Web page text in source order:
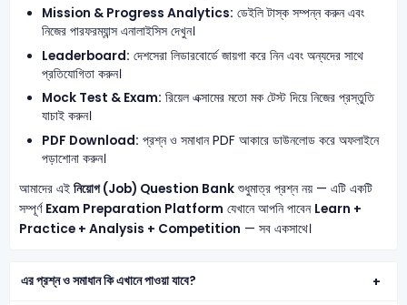
Mission & Progress Analytics: ডেইলি টাস্ক সম্পন্ন করুন এবং
নিজের পারফরম্যান্স এনালাইসিস দেখুন।
Leaderboard: দেশসেরা লিডারবোর্ডে জায়গা করে নিন এবং অন্যদের সাথে
প্রতিযোগিতা করুন।
Mock Test & Exam: রিয়েল এক্সামের মতো মক টেস্ট দিয়ে নিজের প্রস্তুতি
যাচাই করুন।
PDF Download: প্রশ্ন ও সমাধান PDF আকারে ডাউনলোড করে অফলাইনে
পড়াশোনা করুন।
আমাদের এই নিয়োগ (Job) Question Bankশুধুমাত্র প্রশ্ন নয় — এটি একটি
সম্পূর্ণ Exam Preparation Platform যেখানে আপনি পাবেন Learn +
Practice + Analysis + Competition — সব একসাথে।
এর প্রশ্ন ও সমাধান কি এখানে পাওয়া যাবে?